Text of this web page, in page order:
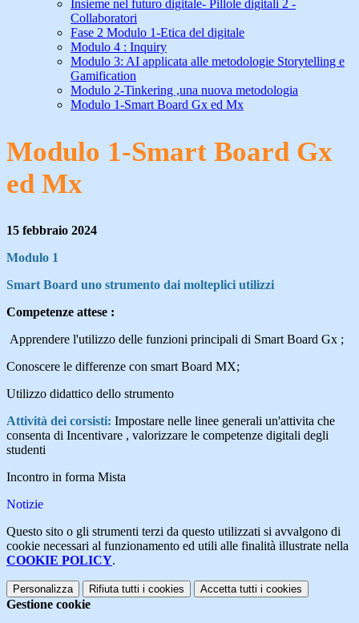
Insieme nel futuro digitale- Pillole digitali 2 -
Collaboratori
Fase 2 Modulo 1-Etica del digitale
Modulo 4 : Inquiry
Modulo 3: AI applicata alle metodologie Storytelling e
Gamification
Modulo 2-Tinkering ,una nuova metodologia
Modulo 1-Smart Board Gx ed Mx
Modulo 1-Smart Board Gx
ed Mx
15 febbraio 2024
Modulo 1
Smart Board uno strumento dai molteplici utilizzi
Competenze attese :
Apprendere l'utilizzo delle funzioni principali di Smart Board Gx ;
Conoscere le differenze con smart Board MX;
Utilizzo didattico dello strumento
Attività dei corsisti: Impostare nelle linee generali un'attivita che
consenta di Incentivare , valorizzare le competenze digitali degli
studenti
Incontro in forma Mista
Notizie
Questo sito o gli strumenti terzi da questo utilizzati si avvalgono di
cookie necessari al funzionamento ed utili alle finalità illustrate nella
COOKIE POLICY.
Personalizza Rifiuta tutti i cookies Accetta tutti i cookies
Gestione cookie